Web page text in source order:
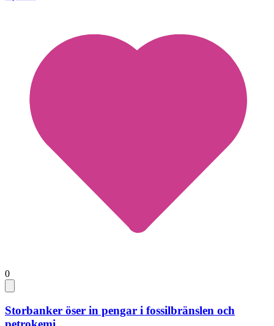
0
Storbanker öser in pengar i fossilbränslen och